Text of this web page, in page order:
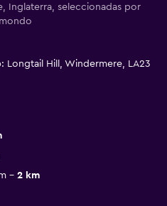
Inglaterra, seleccionadas por
Longtail Hill, Windermere, LA23
2 km